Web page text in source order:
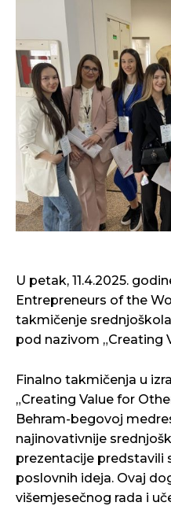
U petak, 11.4.2025.
Entrepreneurs of the
takmičenje
pod nazivom „Creating
Finalno takmičenja u
„Creating Value for
Behram-begovoj
najinovativnije
prezentacije predstavili
poslovnih ideja. Ovaj
višemjesečnog rada i